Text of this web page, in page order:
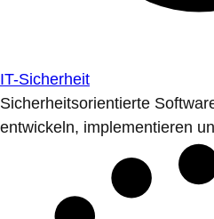
IT-Sicherheit
Sicherheitsorientierte
entwickeln, implementieren